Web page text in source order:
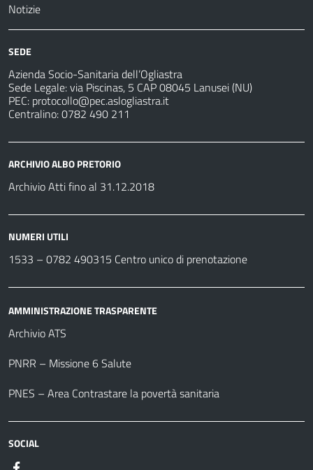
Notizie
SEDE
Azienda Socio-Sanitaria dell’Ogliastra
Sede Legale: via Piscinas, 5 CAP 08045 Lanusei (NU)
PEC: protocollo@pec.aslogliastra.it
Centralino: 0782 490 211
ARCHIVIO ALBO PRETORIO
Archivio Atti fino al 31.12.2018
NUMERI UTILI
1533 – 0782 490315 Centro unico di prenotazione
AMMINISTRAZIONE TRASPARENTE
Archivio ATS
PNRR – Missione 6 Salute
PNES – Area Contrastare la povertà sanitaria
SOCIAL